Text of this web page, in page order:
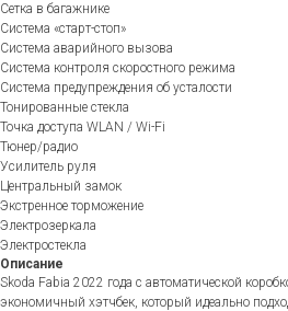
Сетка в багажнике
Система «старт-стоп»
Система аварийного вызова
Система контроля скоростного режима
Система предупреждения об усталости
Тонированные стекла
Точка доступа WLAN / Wi-Fi
Тюнер/радио
Усилитель руля
Центральный замок
Экстренное торможение
Электрозеркала
Электростекла
Описание
Skoda Fabia 2022 года с автоматической
экономичный хэтчбек, который идеально